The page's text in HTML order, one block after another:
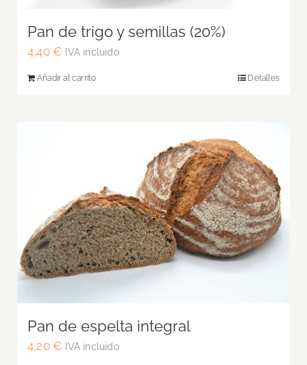
Pan de trigo y semillas (20%)
4,40 € IVA incluido
Añadir al carrito Detalles
Pan de espelta integral
4,20 € IVA incluido